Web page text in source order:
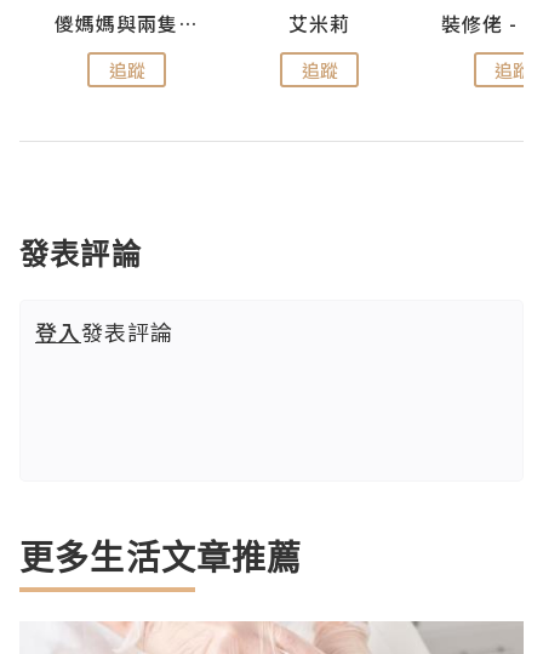
儍媽媽與兩隻小魔怪之家
追蹤
艾米莉
追蹤 追蹤
發表評論
登入發表評論
更多生活文章推薦